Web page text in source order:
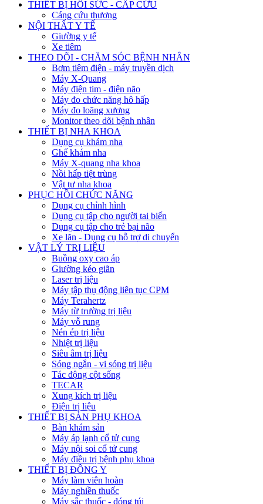
THIẾT BỊ HỒI SỨC - CẤP CỨU
Cáng cứu thương
NỘI THẤT Y TẾ
Giường y tế
Xe tiêm
THEO DÕI - CHĂM SÓC BỆNH NHÂN
Bơm tiêm điện - máy truyền dịch
Máy X-Quang
Máy điện tim - điện não
Máy đo chức năng hô hấp
Máy đo loãng xương
Monitor theo dõi bệnh nhân
THIẾT BỊ NHA KHOA
Dụng cụ khám nha
Ghế khám nha
Máy X-quang nha khoa
Nồi hấp tiệt trùng
Vật tư nha khoa
PHỤC HỒI CHỨC NĂNG
Dụng cụ chỉnh hình
Dụng cụ tập cho người tai biến
Dụng cụ tập cho trẻ bại não
Xe lăn - Dụng cụ hỗ trợ di chuyển
VẬT LÝ TRỊ LIỆU
Buồng oxy cao áp
Giường kéo giãn
Laser trị liệu
Máy tập thụ động liên tục CPM
Máy Terahertz
Máy từ trường trị liệu
Máy vỗ rung
Nén ép trị liệu
Nhiệt trị liệu
Siêu âm trị liệu
Sóng ngắn - vi sóng trị liệu
Tác động cột sống
TECAR
Xung kích trị liệu
Điện trị liệu
THIẾT BỊ SẢN PHỤ KHOA
Bàn khám sản
Máy áp lạnh cổ tử cung
Máy nội soi cổ tử cung
Máy điều trị bệnh phụ khoa
THIẾT BỊ ĐÔNG Y
Máy làm viên hoàn
Máy nghiền thuốc
Máy sắc thuốc - đóng túi